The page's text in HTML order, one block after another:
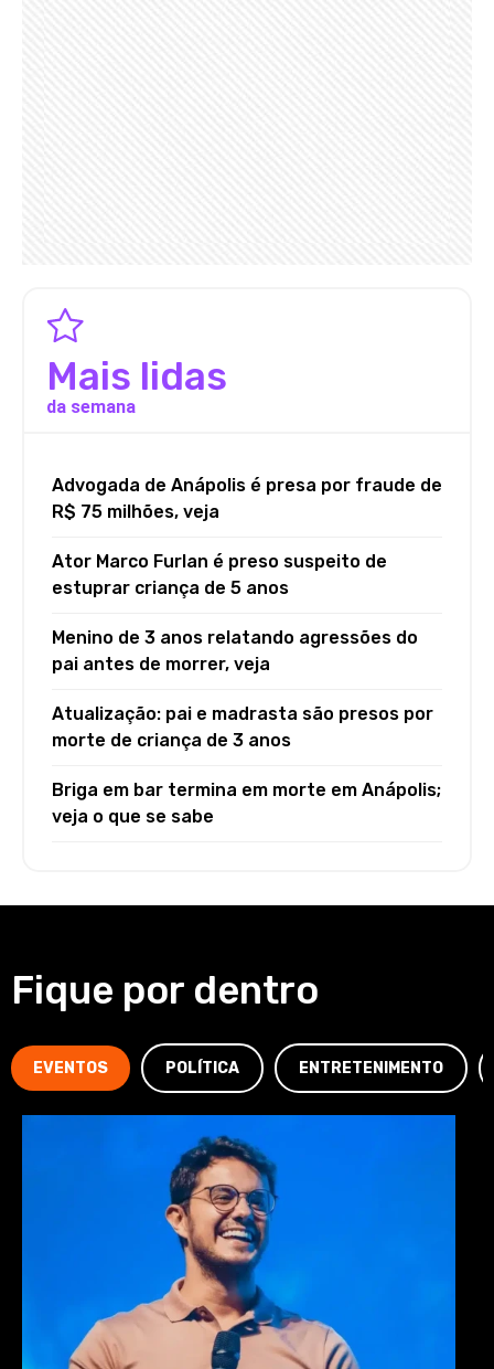
Mais lidas
da semana
Advogada de Anápolis é presa por fraude de
R$ 75 milhões, veja
Ator Marco Furlan é preso suspeito de
estuprar criança de 5 anos
Menino de 3 anos relatando agressões do
pai antes de morrer, veja
Atualização: pai e madrasta são presos por
morte de criança de 3 anos
Briga em bar termina em morte em Anápolis;
veja o que se sabe
Fique por dentro
EVENTOS POLÍTICA ENTRETENIMENTO